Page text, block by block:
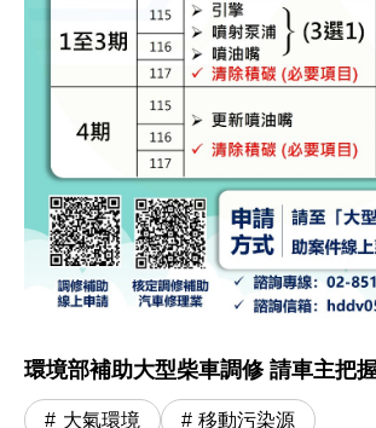
環境部補助大型柴車調修 請車主把
大氣環境 移動污染源